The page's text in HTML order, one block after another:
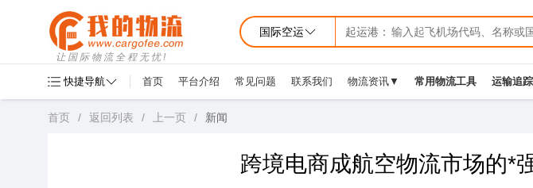
让国际物流全程无忧!
国际空运 起运港：
快捷导航 首页 平台介绍 常见问题 联系我们 物流资讯▼ 常用物流工具 运输追踪
首页 / 返回列表 / 上一页 / 新闻
跨境电商成航空物流市场的*